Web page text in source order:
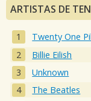
ARTISTAS DE
Twenty One
Billie Eilish
Unknown
The Beatles